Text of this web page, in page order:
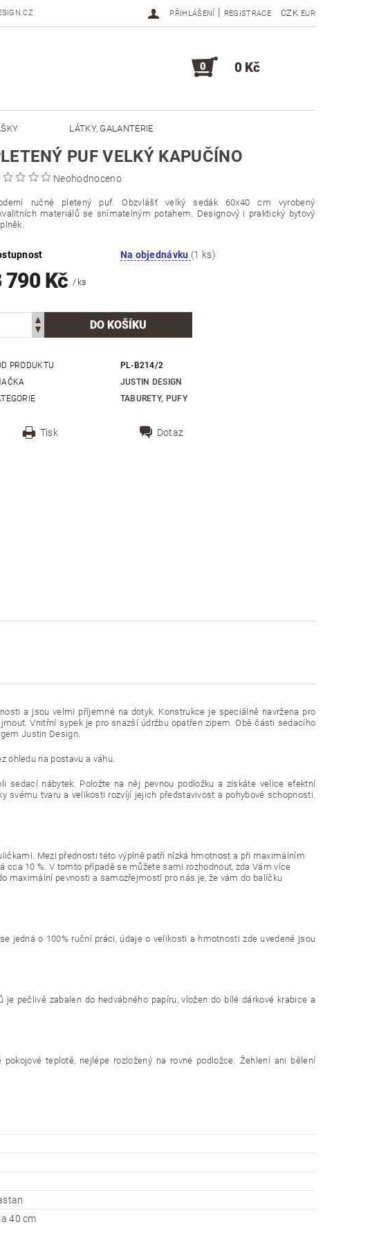
CZK EUR
PŘIHLÁŠENÍ | REGISTRACE
0 0 Kč
LÁTKY, GALANTERIE
MM DOPLŇKY, KOMPONENTY
PUF VELKÝ KAPUČÍNO
Neohodnoceno
ručně pletený puf. Obzvlášť velký sedák 60x40 cm vyrobený
materiálů se snímatelným potahem. Designový i praktický bytový
Na objednávku (1 ks)
790 Kč/ ks
PRODUKTU
PL-B214/2
JUSTIN DESIGN
TABURETY, PUFY
Tisk Dotaz
a jsou velmi příjemné na dotyk. Konstrukce je speciálně navržena pro
Vnitřní sypek je pro snazší údržbu opatřen zipem. Obě části sedacího
Justin Design.
ohledu na postavu a váhu.
sedací nábytek. Položte na něj pevnou podložku a získáte velice efektní
svému tvaru a velikosti rozvíjí jejich představivost a pohybové schopnosti.
Mezi přednosti této výplně patří nízká hmotnost a při maximálním
10 %. V tomto případě se můžete sami rozhodnout, zda Vám více
maximální pevnosti a samozřejmostí pro nás je, že vám do balíčku
jedná o 100% ruční práci, údaje o velikosti a hmotnosti zde uvedené jsou
pečlivě zabalen do hedvábného papíru, vložen do bílé dárkové krabice a
teplotě, nejlépe rozložený na rovné podložce. Žehlení ani bělení
40 cm